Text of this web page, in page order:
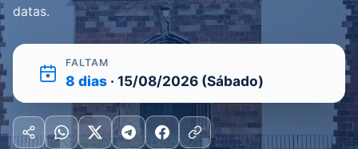
datas.
FALTAM
8 dias · 15/08/2026 (Sábado)